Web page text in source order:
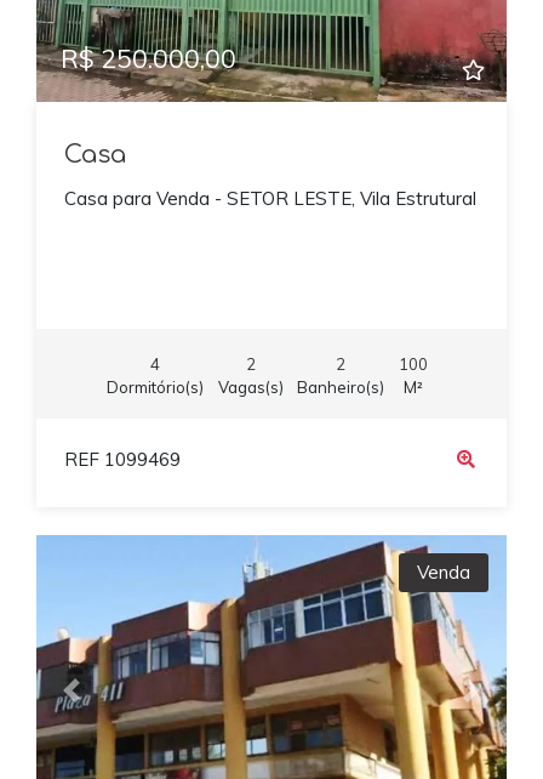
R$ 250.000,00
Casa
Casa para Venda - SETOR LESTE, Vila Estrutural
4
Dormitório(s)
2
Vagas(s)
2
Banheiro(s)
100
M²
REF 1099469
Previous Next
Venda